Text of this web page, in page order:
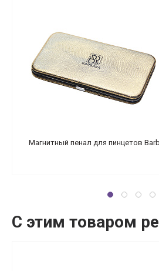
Магнитный пенал для пинцетов
С этим товаром